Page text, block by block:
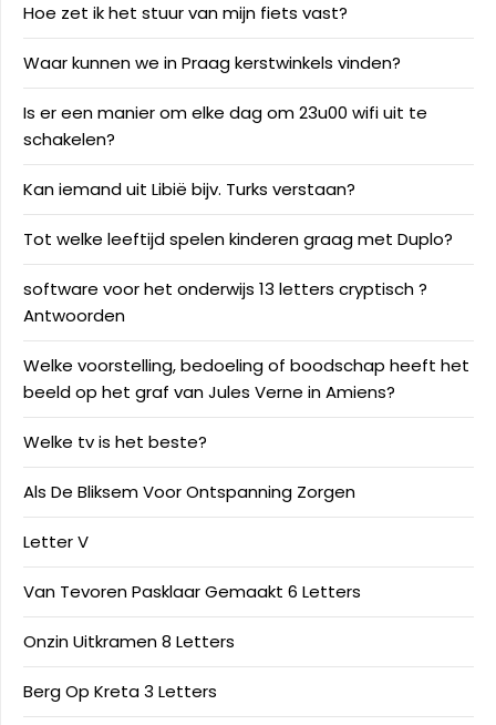
Hoe zet ik het stuur van mijn fiets vast?
Waar kunnen we in Praag kerstwinkels vinden?
Is er een manier om elke dag om 23u00 wifi uit te
schakelen?
Kan iemand uit Libië bijv. Turks verstaan?
Tot welke leeftijd spelen kinderen graag met Duplo?
software voor het onderwijs 13 letters cryptisch ?
Antwoorden
Welke voorstelling, bedoeling of boodschap heeft het
beeld op het graf van Jules Verne in Amiens?
Welke tv is het beste?
Als De Bliksem Voor Ontspanning Zorgen
Letter V
Van Tevoren Pasklaar Gemaakt 6 Letters
Onzin Uitkramen 8 Letters
Berg Op Kreta 3 Letters